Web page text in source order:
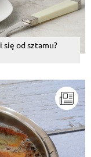
się od sztamu?